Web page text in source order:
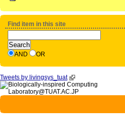
Find item in this site
AND OR
Tweets by livingsys_tuat